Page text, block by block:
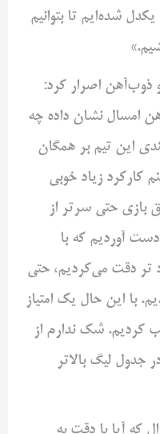
شده‌ایم تا بتوانیم
ذوب‌آهن اصرار کرد:
امسال نشان داده چه
این تیم بر همگان
کارکرد زیاد خوبی
بازی حتی سرتر از
آوردیم که با
تر دقت می‌کردیم، حتی
با این حال یک امتیاز
کردیم. شک ندارم از
جدول لیگ بالاتر
که آیا با دقت به